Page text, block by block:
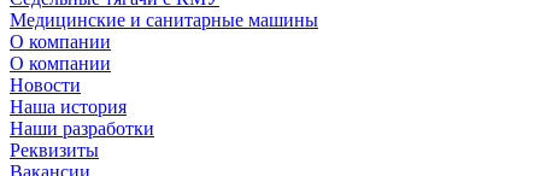
Медицинские и санитарные машины
О компании
О компании
Новости
Наша история
Наши разработки
Реквизиты
Вакансии